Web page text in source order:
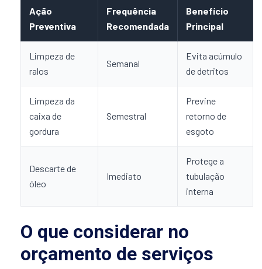
Ação
Preventiva
Frequência
Recomendada
Benefício
Principal
Limpeza de
ralos
Semanal
Evita acúmulo
de detritos
Limpeza da
caixa de
gordura
Semestral
Previne
retorno de
esgoto
Descarte de
óleo
Imediato
Protege a
tubulação
interna
O que considerar no
orçamento de serviços